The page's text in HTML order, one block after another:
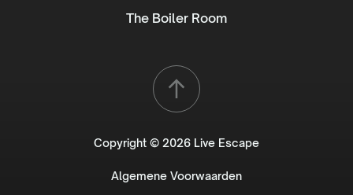
The Boiler Room
Copyright © 2026 Live Escape
Algemene Voorwaarden